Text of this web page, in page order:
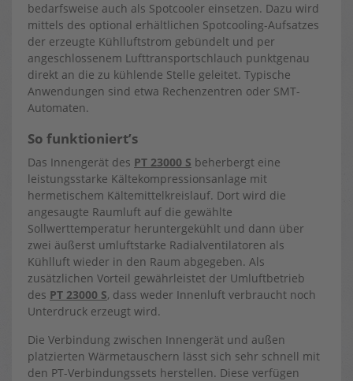
bedarfsweise auch als Spotcooler einsetzen. Dazu wird
mittels des optional erhältlichen Spotcooling-Aufsatzes
der erzeugte Kühlluftstrom gebündelt und per
angeschlossenem Lufttransportschlauch punktgenau
direkt an die zu kühlende Stelle geleitet. Typische
Anwendungen sind etwa Rechenzentren oder SMT-
Automaten.
So funktioniert’s
Das Innengerät des PT 23000 S beherbergt eine
leistungsstarke Kältekompressionsanlage mit
hermetischem Kältemittelkreislauf. Dort wird die
angesaugte Raumluft auf die gewählte
Sollwerttemperatur heruntergekühlt und dann über
zwei äußerst umluftstarke Radialventilatoren als
Kühlluft wieder in den Raum abgegeben. Als
zusätzlichen Vorteil gewährleistet der Umluftbetrieb
des PT 23000 S, dass weder Innenluft verbraucht noch
Unterdruck erzeugt wird.
Die Verbindung zwischen Innengerät und außen
platzierten Wärmetauschern lässt sich sehr schnell mit
den PT-Verbindungssets herstellen. Diese verfügen